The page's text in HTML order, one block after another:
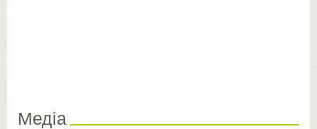
Медіа